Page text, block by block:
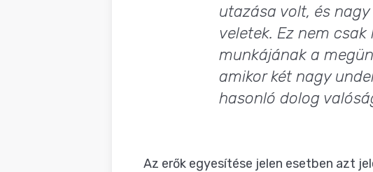
utazása volt, és
veletek. Ez nem
munkájának a
amikor két nagy
hasonló dolog
Az erők egyesítése jelen esetben azt